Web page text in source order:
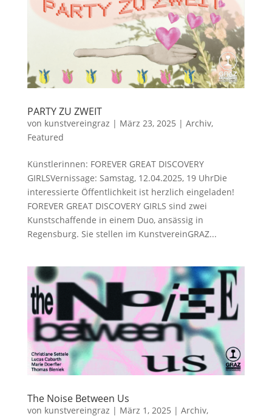
PARTY ZU ZWEIT
von kunstvereingraz | März 23, 2025 | Archiv,
Featured
Künstlerinnen: FOREVER GREAT DISCOVERY
GIRLSVernissage: Samstag, 12.04.2025, 19 UhrDie
interessierte Öffentlichkeit ist herzlich eingeladen!
FOREVER GREAT DISCOVERY GIRLS sind zwei
Kunstschaffende in einem Duo, ansässig in
Regensburg. Sie stellen im KunstvereinGRAZ...
The Noise Between Us
von kunstvereingraz | März 1, 2025 | Archiv,